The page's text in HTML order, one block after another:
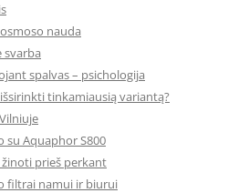
nauda
svarba
spalvas – psichologija
tinkamiausią variantą?
su Aquaphor S800
prieš perkant
filtrai namui ir biurui